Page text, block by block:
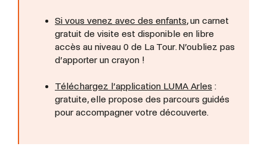
Si vous venez avec des enfants, un carnet
gratuit de visite est disponible en libre
accès au niveau 0 de La Tour. N’oubliez pas
d’apporter un crayon !
Téléchargez l’application LUMA Arles :
gratuite, elle propose des parcours guidés
pour accompagner votre découverte.